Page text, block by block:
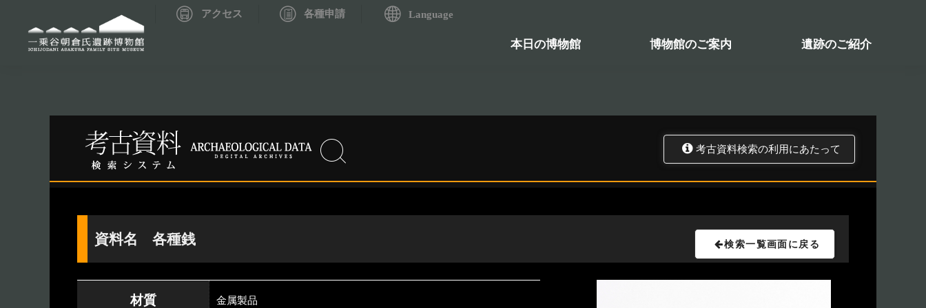
アクセス 各種申請 Language
本日の博物館 博物館のご案内 遺跡のご紹介
資料データベーストップ 考古資料検索システム 歴史資料検索システム
トップ 資料データベース 考古資料検索
考古資料検索の利用にあたって
検索一覧画面に戻る
資料名 各種銭
材質 金属製品